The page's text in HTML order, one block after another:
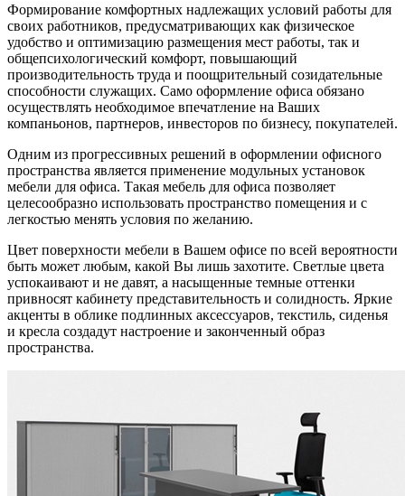
Формирование комфортных надлежащих условий работы для
своих работников, предусматривающих как физическое
удобство и оптимизацию размещения мест работы, так и
общепсихологический комфорт, повышающий
производительность труда и поощрительный созидательные
способности служащих. Само оформление офиса обязано
осуществлять необходимое впечатление на Ваших
компаньонов, партнеров, инвесторов по бизнесу, покупателей.
Одним из прогрессивных решений в оформлении офисного
пространства является применение модульных установок
мебели для офиса. Такая мебель для офиса позволяет
целесообразно использовать пространство помещения и с
легкостью менять условия по желанию.
Цвет поверхности мебели в Вашем офисе по всей вероятности
быть может любым, какой Вы лишь захотите. Светлые цвета
успокаивают и не давят, а насыщенные темные оттенки
привносят кабинету представительность и солидность. Яркие
акценты в облике подлинных аксессуаров, текстиль, сиденья
и кресла создадут настроение и законченный образ
пространства.